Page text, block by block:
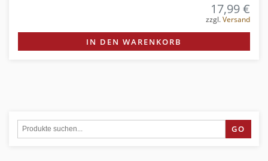
17,99 €
zzgl.Versand
IN DEN WARENKORB
GO